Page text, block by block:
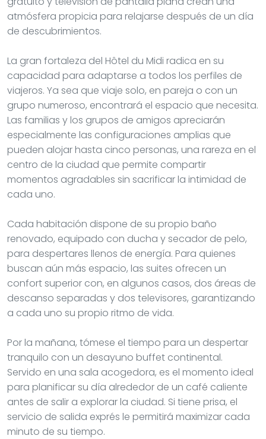
atmósfera propicia para relajarse después de un día
de descubrimientos.
La gran fortaleza del Hôtel du Midi radica en su
capacidad para adaptarse a todos los perfiles de
viajeros. Ya sea que viaje solo, en pareja o con un
grupo numeroso, encontrará el espacio que necesita.
Las familias y los grupos de amigos apreciarán
especialmente las configuraciones amplias que
pueden alojar hasta cinco personas, una rareza en el
centro de la ciudad que permite compartir
momentos agradables sin sacrificar la intimidad de
cada uno.
Cada habitación dispone de su propio baño
renovado, equipado con ducha y secador de pelo,
para despertares llenos de energía. Para quienes
buscan aún más espacio, las suites ofrecen un
confort superior con, en algunos casos, dos áreas de
descanso separadas y dos televisores, garantizando
a cada uno su propio ritmo de vida.
Por la mañana, tómese el tiempo para un despertar
tranquilo con un desayuno buffet continental.
Servido en una sala acogedora, es el momento ideal
para planificar su día alrededor de un café caliente
antes de salir a explorar la ciudad. Si tiene prisa, el
servicio de salida exprés le permitirá maximizar cada
minuto de su tiempo.